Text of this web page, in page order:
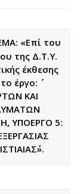
«Επί του
της Δ.Τ.Υ.
έκθεσης
΄΄
ΚΑΙ
ΥΠΟΕΡΓΟ 5: